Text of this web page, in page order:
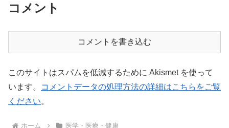
コメント
コメントを書き込む
このサイトはスパムを低減するために Akismet を使って
います。
コメントデータの処理方法の詳細はこちらをご覧
ください。
ホーム 医学・医療・健康